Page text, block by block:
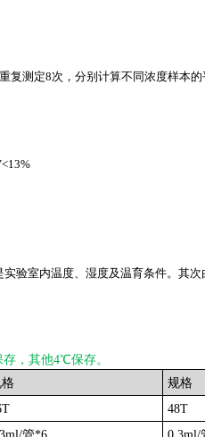
复测定8次，分别计算不同浓度样本的
验室内温度、湿度及温育条件。其
，其他4℃保存。
规格
48T